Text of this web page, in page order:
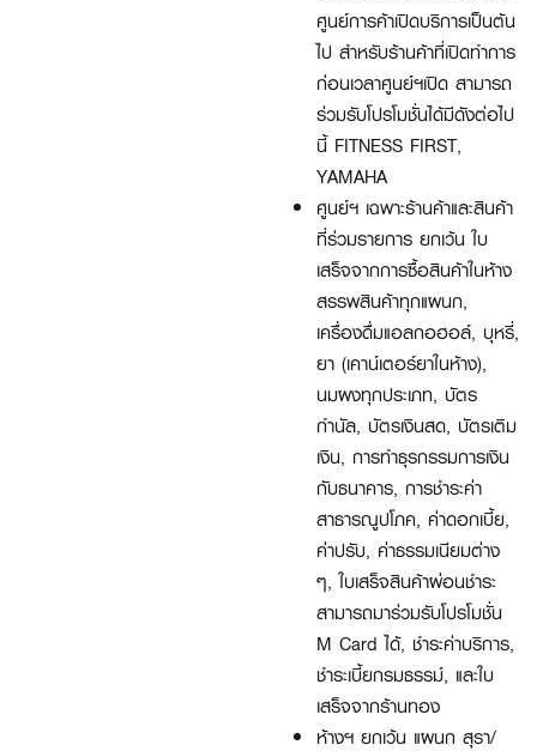
ศูนย์การค้าเปิดบริการเป็นต้น
ไป สำหรับร้านค้าที่เปิดทำการ
ก่อนเวลาศูนย์ฯเปิด สามารถ
ร่วมรับโปรโมชั่นได้มีดังต่อไป
นี้ FITNESS FIRST,
YAMAHA
ศูนย์ฯ เฉพาะร้านค้าและสินค้า
ที่ร่วมรายการ ยกเว้น ใบ
เสร็จจากการซื้อสินค้าในห้าง
สรรพสินค้าทุกแผนก,
เครื่องดื่มแอลกอฮอล์, บุหรี่,
ยา (เคาน์เตอร์ยาในห้าง),
นมผงทุกประเภท, บัตร
กำนัล, บัตรเงินสด, บัตรเติม
เงิน, การทำธุรกรรมการเงิน
กับธนาคาร, การชำระค่า
สาธารณูปโภค, ค่าดอกเบี้ย,
ค่าปรับ, ค่าธรรมเนียมต่าง
ๆ, ใบเสร็จสินค้าผ่อนชำระ
สามารถมาร่วมรับโปรโมชั่น
M Card ได้, ชำระค่าบริการ,
ชำระเบี้ยกรมธรรม์, และใบ
เสร็จจากร้านทอง
ห้างฯ ยกเว้น แผนก สุรา/